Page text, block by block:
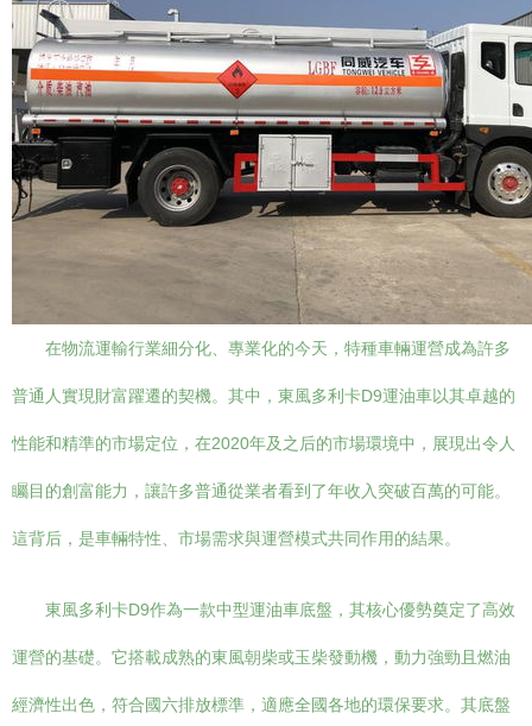
在物流運輸行業細分化、專業化的今天，特種車輛運營成為許多
普通人實現財富躍遷的契機。其中，東風多利卡D9運油車以其卓越的
性能和精準的市場定位，在2020年及之后的市場環境中，展現出令人
矚目的創富能力，讓許多普通從業者看到了年收入突破百萬的可能。
這背后，是車輛特性、市場需求與運營模式共同作用的結果。
東風多利卡D9作為一款中型運油車底盤，其核心優勢奠定了高效
運營的基礎。它搭載成熟的東風朝柴或玉柴發動機，動力強勁且燃油
經濟性出色，符合國六排放標準，適應全國各地的環保要求。其底盤